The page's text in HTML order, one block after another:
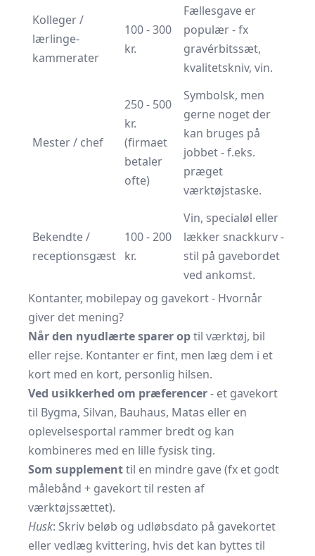
Kolleger /
lærlinge-
kammerater
100 - 300
kr.
Fællesgave er
populær - fx
gravérbitssæt,
kvalitetskniv, vin.
Mester / chef
250 - 500
kr.
(firmaet
betaler
ofte)
Symbolsk, men
gerne noget der
kan bruges på
jobbet - f.eks.
præget
værktøjstaske.
Bekendte /
receptionsgæst
100 - 200
kr.
Vin, specialøl eller
lækker snackkurv -
stil på gavebordet
ved ankomst.
Kontanter, mobilepay og gavekort - Hvornår
giver det mening?
Når den nyudlærte sparer optil værktøj, bil
eller rejse. Kontanter er fint, men læg dem i et
kort med en kort, personlig hilsen.
Ved usikkerhed om præferencer- et gavekort
til Bygma, Silvan, Bauhaus, Matas eller en
oplevelsesportal rammer bredt og kan
kombineres med en lille fysisk ting.
Som supplementtil en mindre gave (fx et godt
målebånd + gavekort til resten af
værktøjssættet).
Husk: Skriv beløb og udløbsdato på gavekortet
eller vedlæg kvittering, hvis det kan byttes til